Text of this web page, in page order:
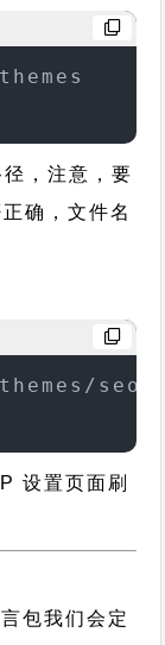
，注意，要
确，文件名
seo-
设置页面刷
包我们会定